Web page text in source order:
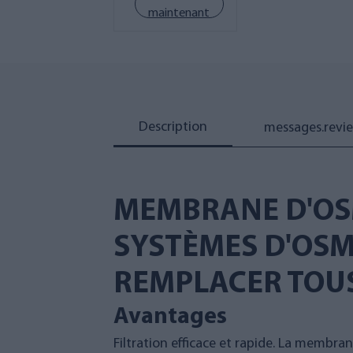
maintenant
Description
MEMBRANE
SYSTÈMES
REMPLACER
Avantages
Filtration efficace et rapide. La